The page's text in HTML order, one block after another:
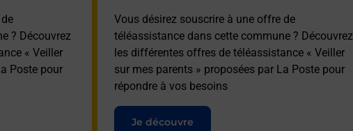
? Découvrez
« Veiller
Poste pour
Vous désirez souscrire à une offre de
téléassistance dans cette commune ? Découvrez
les différentes offres de téléassistance « Veiller
sur mes parents » proposées par La Poste pour
répondre à vos besoins
Je découvre